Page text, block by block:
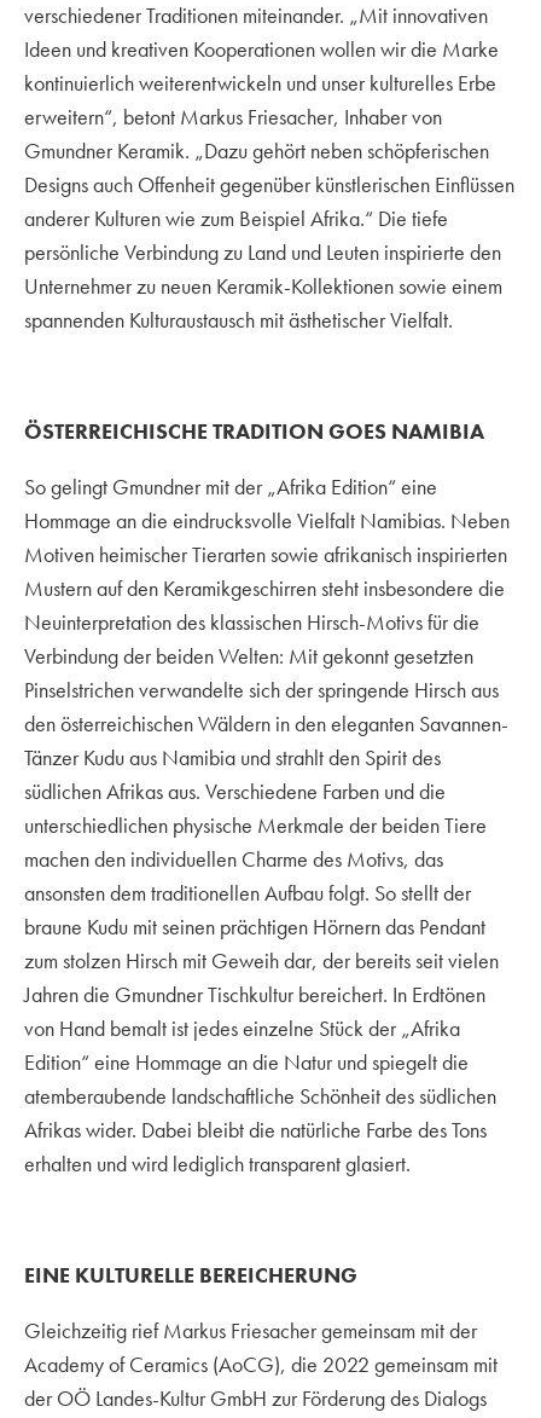
verschiedener Traditionen miteinander. „Mit innovativen
Ideen und kreativen Kooperationen wollen wir die Marke
kontinuierlich weiterentwickeln und unser kulturelles Erbe
erweitern“, betont Markus Friesacher, Inhaber von
Gmundner Keramik. „Dazu gehört neben schöpferischen
Designs auch Offenheit gegenüber künstlerischen Einflüssen
anderer Kulturen wie zum Beispiel Afrika.“ Die tiefe
persönliche Verbindung zu Land und Leuten inspirierte den
Unternehmer zu neuen Keramik-Kollektionen sowie einem
spannenden Kulturaustausch mit ästhetischer Vielfalt.
ÖSTERREICHISCHE TRADITION GOES NAMIBIA
So gelingt Gmundner mit der „Afrika Edition“ eine
Hommage an die eindrucksvolle Vielfalt Namibias. Neben
Motiven heimischer Tierarten sowie afrikanisch inspirierten
Mustern auf den Keramikgeschirren steht insbesondere die
Neuinterpretation des klassischen Hirsch-Motivs für die
Verbindung der beiden Welten: Mit gekonnt gesetzten
Pinselstrichen verwandelte sich der springende Hirsch aus
den österreichischen Wäldern in den eleganten Savannen-
Tänzer Kudu aus Namibia und strahlt den Spirit des
südlichen Afrikas aus. Verschiedene Farben und die
unterschiedlichen physische Merkmale der beiden Tiere
machen den individuellen Charme des Motivs, das
ansonsten dem traditionellen Aufbau folgt. So stellt der
braune Kudu mit seinen prächtigen Hörnern das Pendant
zum stolzen Hirsch mit Geweih dar, der bereits seit vielen
Jahren die Gmundner Tischkultur bereichert. In Erdtönen
von Hand bemalt ist jedes einzelne Stück der „Afrika
Edition“ eine Hommage an die Natur und spiegelt die
atemberaubende landschaftliche Schönheit des südlichen
Afrikas wider. Dabei bleibt die natürliche Farbe des Tons
erhalten und wird lediglich transparent glasiert.
EINE KULTURELLE BEREICHERUNG
Gleichzeitig rief Markus Friesacher gemeinsam mit der
Academy of Ceramics (AoCG), die 2022 gemeinsam mit
der OÖ Landes-Kultur GmbH zur Förderung des Dialogs